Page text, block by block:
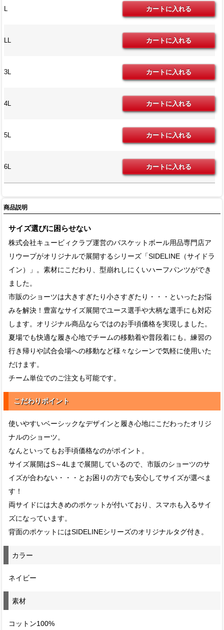
L
LL
3L
4L
5L
6L
商品説明
サイズ選びに困らせない
株式会社キュービィクラブ運営のバスケットボール用品専門店ア
リウープがオリジナルで展開するシリーズ「SIDELINE（サイドラ
イン）」。素材にこだわり、型崩れしにくいハーフパンツができ
ました。
市販のショーツは大きすぎたり小さすぎたり・・・といったお悩
みを解決！豊富なサイズ展開でユース選手や大柄な選手にも対応
します。オリジナル商品ならではのお手頃価格を実現しました。
夏場でも快適な履き心地でチームの移動着や普段着にも。練習の
行き帰りや試合会場への移動など様々なシーンで気軽に使用いた
だけます。
チーム単位でのご注文も可能です。
こだわりポイント
使いやすいベーシックなデザインと履き心地にこだわったオリジ
ナルのショーツ。
なんといってもお手頃価格なのがポイント。
サイズ展開はS～4Lまで展開しているので、市販のショーツのサ
イズが合わない・・・とお困りの方でも安心してサイズが選べま
す！
両サイドには大きめのポケットが付いており、スマホも入るサイ
ズになっています。
背面のポケットにはSIDELINEシリーズのオリジナルタグ付き。
カラー
ネイビー
素材
コットン100%